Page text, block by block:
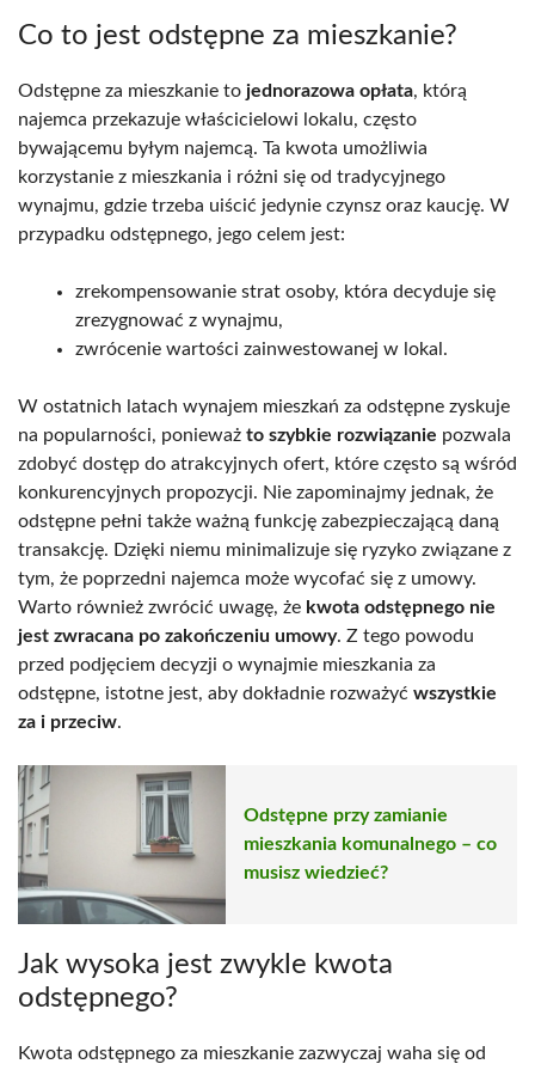
Co to jest odstępne za mieszkanie?
Odstępne za mieszkanie to jednorazowa opłata, którą
najemca przekazuje właścicielowi lokalu, często
bywającemu byłym najemcą. Ta kwota umożliwia
korzystanie z mieszkania i różni się od tradycyjnego
wynajmu, gdzie trzeba uiścić jedynie czynsz oraz kaucję. W
przypadku odstępnego, jego celem jest:
zrekompensowanie strat osoby, która decyduje się
zrezygnować z wynajmu,
zwrócenie wartości zainwestowanej w lokal.
W ostatnich latach wynajem mieszkań za odstępne zyskuje
na popularności, ponieważ to szybkie rozwiązanie pozwala
zdobyć dostęp do atrakcyjnych ofert, które często są wśród
konkurencyjnych propozycji. Nie zapominajmy jednak, że
odstępne pełni także ważną funkcję zabezpieczającą daną
transakcję. Dzięki niemu minimalizuje się ryzyko związane z
tym, że poprzedni najemca może wycofać się z umowy.
Warto również zwrócić uwagę, że kwota odstępnego nie
jest zwracana po zakończeniu umowy. Z tego powodu
przed podjęciem decyzji o wynajmie mieszkania za
odstępne, istotne jest, aby dokładnie rozważyć wszystkie
za i przeciw.
Odstępne przy zamianie
mieszkania komunalnego – co
musisz wiedzieć?
Jak wysoka jest zwykle kwota
odstępnego?
Kwota odstępnego za mieszkanie zazwyczaj waha się od